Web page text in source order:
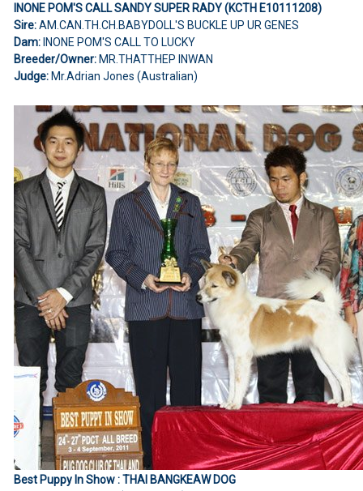
INONE POM'S CALL SANDY SUPER RADY (KCTH E10111208)
Sire:AM.CAN.TH.CH.BABYDOLL'S BUCKLE UP UR GENES
Dam:INONE POM'S CALL TO LUCKY
Breeder/Owner:MR.THATTHEP INWAN
Judge:Mr.Adrian Jones (Australian)
Best Puppy In Show : THAI BANGKEAW DOG